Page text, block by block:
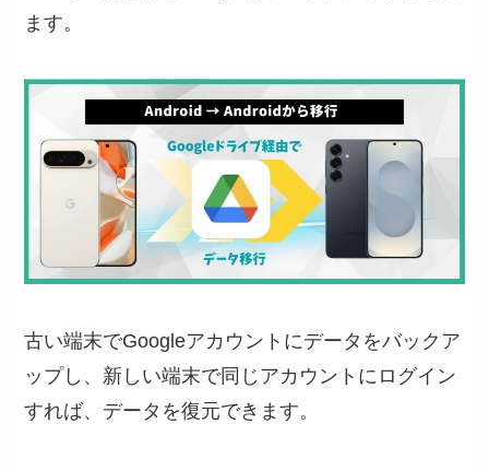
ます。
古い端末でGoogleアカウントにデータをバックア
ップし、新しい端末で同じアカウントにログイン
すれば、データを復元できます。